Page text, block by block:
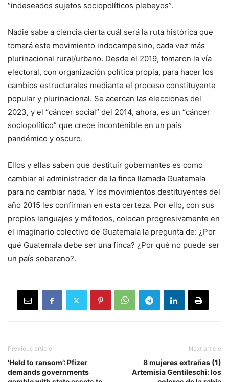
“indeseados sujetos sociopolíticos plebeyos”.
Nadie sabe a ciencia cierta cuál será la ruta histórica que
tomará este movimiento indocampesino, cada vez más
plurinacional rural/urbano. Desde el 2019, tomaron la vía
electoral, con organización política propia, para hacer los
cambios estructurales mediante el proceso constituyente
popular y plurinacional. Se acercan las elecciones del
2023, y el “cáncer social” del 2014, ahora, es un “cáncer
sociopolítico” que crece incontenible en un país
pandémico y oscuro.
Ellos y ellas saben que destituir gobernantes es como
cambiar al administrador de la finca llamada Guatemala
para no cambiar nada. Y los movimientos destituyentes del
año 2015 les confirman en esta certeza. Por ello, con sus
propios lenguajes y métodos, colocan progresivamente en
el imaginario colectivo de Guatemala la pregunta de: ¿Por
qué Guatemala debe ser una finca? ¿Por qué no puede ser
un país soberano?.
Previous article
‘Held to ransom’: Pfizer
demands governments
Next article
8 mujeres extrañas (1)
Artemisia Gentileschi: los